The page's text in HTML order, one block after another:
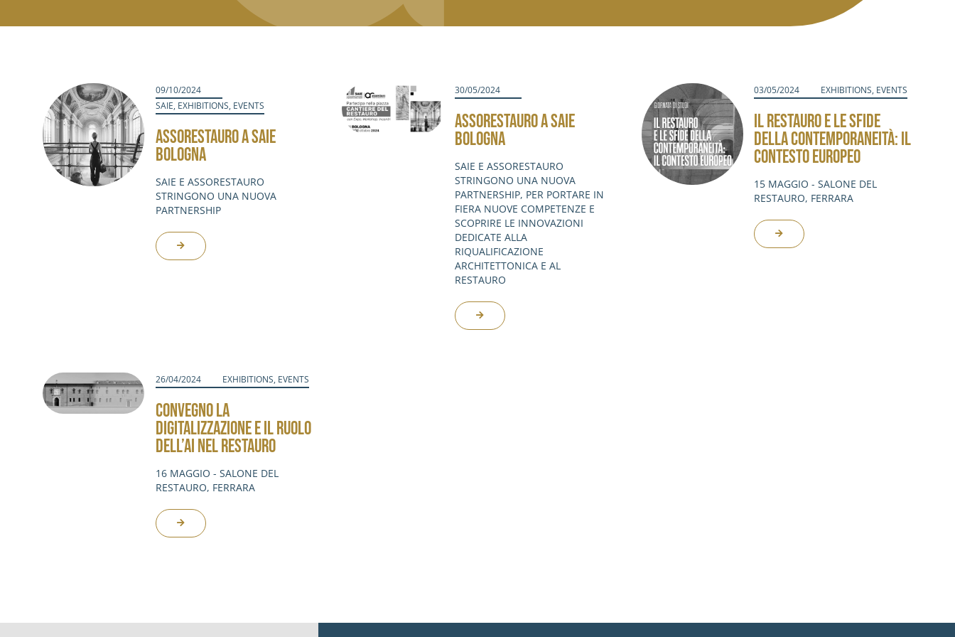
09/10/2024
SAIE, EXHIBITIONS, EVENTS
ASSORESTAURO A SAIE
BOLOGNA
SAIE E ASSORESTAURO
STRINGONO UNA NUOVA
PARTNERSHIP
30/05/2024
ASSORESTAURO A SAIE
BOLOGNA
SAIE E ASSORESTAURO
STRINGONO UNA NUOVA
PARTNERSHIP, PER PORTARE IN
FIERA NUOVE COMPETENZE E
SCOPRIRE LE INNOVAZIONI
DEDICATE ALLA
RIQUALIFICAZIONE
ARCHITETTONICA E AL
RESTAURO
03/05/2024 EXHIBITIONS, EVENTS
IL RESTAURO E LE SFIDE
DELLA CONTEMPORANEITÀ: IL
CONTESTO EUROPEO
15 MAGGIO - SALONE DEL
RESTAURO, FERRARA
26/04/2024 EXHIBITIONS, EVENTS
CONVEGNO LA
DIGITALIZZAZIONE E IL RUOLO
DELL’AI NEL RESTAURO
16 MAGGIO - SALONE DEL
RESTAURO, FERRARA